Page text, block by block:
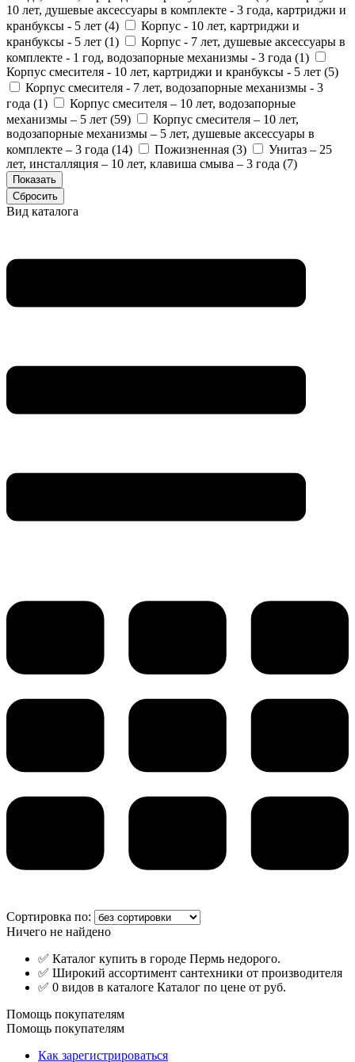
10 лет, душевые аксессуары в комплекте - 3 года, картриджи и
кранбуксы - 5 лет (4)
Корпус - 10 лет, картриджи и
кранбуксы - 5 лет (1)
Корпус - 7 лет, душевые аксессуары в
комплекте - 1 год, водозапорные механизмы - 3 года (1)
Корпус смесителя - 10 лет, картриджи и кранбуксы - 5 лет (5)
Корпус смесителя - 7 лет, водозапорные механизмы - 3
года (1)
Корпус смесителя – 10 лет, водозапорные
механизмы – 5 лет (59)
Корпус смесителя – 10 лет,
водозапорные механизмы – 5 лет, душевые аксессуары в
комплекте – 3 года (14) Пожизненная (3)
Унитаз – 25
лет, инсталляция – 10 лет, клавиша смыва – 3 года (7)
Вид каталога
Сортировка по:
Ничего не найдено
✅ Каталог купить в городе Пермь недорого.
✅ Широкий ассортимент сантехники от производителя
✅ 0 видов в каталоге Каталог по цене от руб.
Помощь покупателям
Помощь покупателям
Как зарегистрироваться